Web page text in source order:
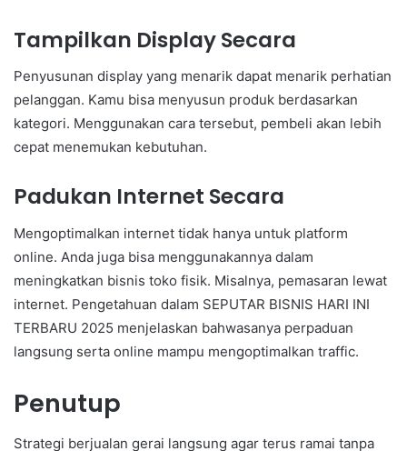
Tampilkan Display Secara
Penyusunan display yang menarik dapat menarik perhatian
pelanggan. Kamu bisa menyusun produk berdasarkan
kategori. Menggunakan cara tersebut, pembeli akan lebih
cepat menemukan kebutuhan.
Padukan Internet Secara
Mengoptimalkan internet tidak hanya untuk platform
online. Anda juga bisa menggunakannya dalam
meningkatkan bisnis toko fisik. Misalnya, pemasaran lewat
internet. Pengetahuan dalam SEPUTAR BISNIS HARI INI
TERBARU 2025 menjelaskan bahwasanya perpaduan
langsung serta online mampu mengoptimalkan traffic.
Penutup
Strategi berjualan gerai langsung agar terus ramai tanpa